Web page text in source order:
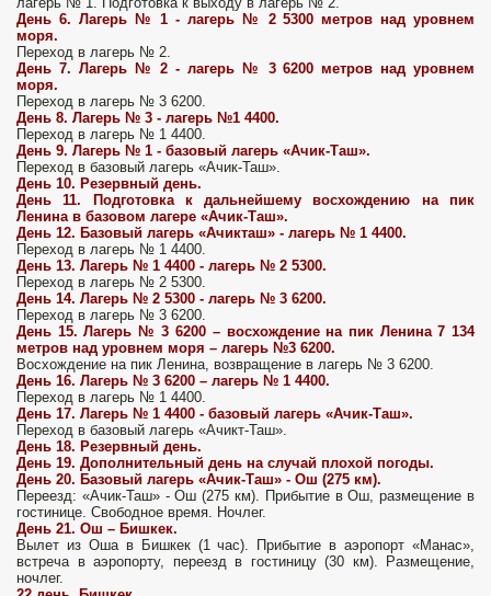
День 6. Лагерь № 1 - лагерь № 2 5300 метров над уровнем
моря.
Переход в лагерь № 2.
День 7. Лагерь № 2 - лагерь № 3 6200 метров над уровнем
моря.
Переход в лагерь № 3 6200.
День 8. Лагерь № 3 - лагерь №1 4400.
Переход в лагерь № 1 4400.
День 9. Лагерь № 1 - базовый лагерь «Ачик-Таш».
Переход в базовый лагерь «Ачик-Таш».
День 10. Резервный день.
День 11.
Подготовка к дальнейшему восхождению на пик
Ленина в базовом лагере «Ачик-Таш».
День 12. Базовый лагерь «Ачикташ» - лагерь № 1 4400.
Переход в лагерь № 1 4400.
День 13. Лагерь № 1 4400 - лагерь № 2 5300.
Переход в лагерь № 2 5300.
День 14. Лагерь № 2 5300 - лагерь № 3 6200.
Переход в лагерь № 3 6200.
День 15. Лагерь № 3 6200 – восхождение на пик Ленина 7 134
метров над уровнем моря – лагерь №3 6200.
Восхождение на пик Ленина, возвращение в лагерь № 3 6200.
День 16. Лагерь № 3 6200 – лагерь № 1 4400.
Переход в лагерь № 1 4400.
День 17. Лагерь № 1 4400 - базовый лагерь «Ачик-Таш».
Переход в базовый лагерь «Ачикт-Таш».
День 18. Резервный день.
День 19. Дополнительный день на случай плохой погоды.
День 20. Базовый лагерь «Ачик-Таш» - Ош (275 км).
Переезд: «Ачик-Таш» - Ош (275 км). Прибытие в Ош, размещение в
гостинице. Свободное время. Ночлег.
День 21. Ош – Бишкек.
Вылет из Оша в Бишкек (1 час). Прибытие в аэропорт «Манас»,
встреча в аэропорту, переезд в гостиницу (30 км). Размещение,
ночлег.